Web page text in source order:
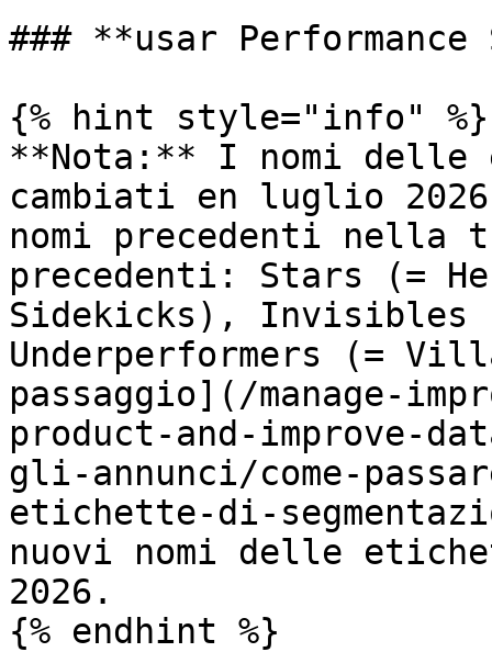
### **usar
{% hint style="info" %}
**Nota:** I nomi
cambiati en luglio
nomi precedenti nella
precedenti: Stars (=
Sidekicks), Invisibles
Underperformers (=
passaggio](/manage-
product-and-improve-
gli-annunci/come-
etichette-di-
nuovi nomi delle
2026.
{% endhint %}